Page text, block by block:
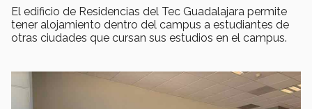
El edificio de Residencias del Tec Guadalajara permite
tener alojamiento dentro del campus a estudiantes de
otras ciudades que cursan sus estudios en el campus.